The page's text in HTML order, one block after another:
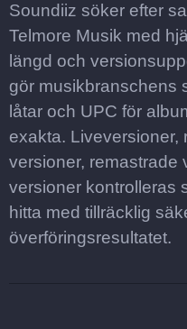
Soundiiz söker efter
Telmore Musik med
längd och
gör musikbranschens
låtar och UPC för
exakta. Liveversioner,
versioner, remastrade
versioner kontrolleras
hitta med tillräcklig
överföringsresultatet.